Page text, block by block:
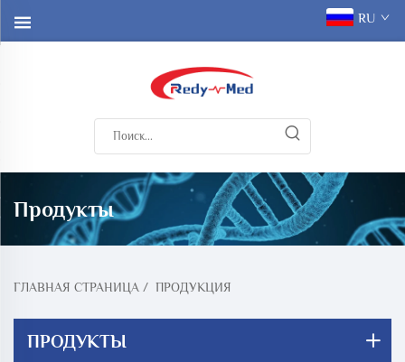
RU
Продукты
ГЛАВНАЯ СТРАНИЦА / ПРОДУКЦИЯ
ПРОДУКТЫ